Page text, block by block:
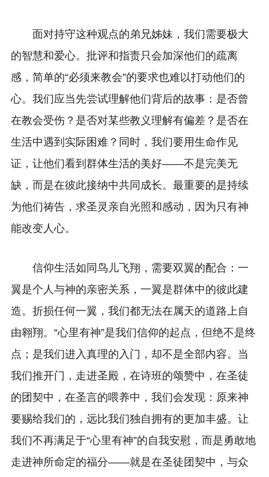
面对持守这种观点的弟兄姊妹，我们需要极大
的智慧和爱心。批评和指责只会加深他们的疏离
感，简单的“必须来教会”的要求也难以打动他们的
心。我们应当先尝试理解他们背后的故事：是否曾
在教会受伤？是否对某些教义理解有偏差？是否在
生活中遇到实际困难？同时，我们要用生命作见
证，让他们看到群体生活的美好——不是完美无
缺，而是在彼此接纳中共同成长。最重要的是持续
为他们祷告，求圣灵亲自光照和感动，因为只有神
能改变人心。
信仰生活如同鸟儿飞翔，需要双翼的配合：一
翼是个人与神的亲密关系，一翼是群体中的彼此建
造。折损任何一翼，我们都无法在属天的道路上自
由翱翔。“心里有神”是我们信仰的起点，但绝不是终
点；是我们进入真理的入门，却不是全部内容。当
我们推开门，走进圣殿，在诗班的颂赞中，在圣徒
的团契中，在圣言的喂养中，我们会发现：原来神
要赐给我们的，远比我们独自拥有的更加丰盛。让
我们不再满足于“心里有神”的自我安慰，而是勇敢地
走进神所命定的福分——就是在圣徒团契中，与众